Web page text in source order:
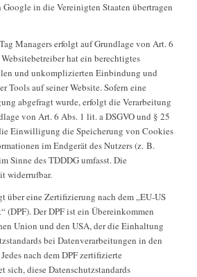
in die Vereinigten Staaten übertragen
Managers erfolgt auf Grundlage von Art. 6
hat ein berechtigtes
und unkomplizierten Einbindung und
Tools auf seiner Website. Sofern eine
abgefragt wurde, erfolgt die Verarbeitung
von Art. 6 Abs. 1 lit. a DSGVO und § 25
Einwilligung die Speicherung von Cookies
im Endgerät des Nutzers (z. B.
Sinne des TDDDG umfasst. Die
widerrufbar.
über eine Zertifizierung nach dem „EU-US
(DPF). Der DPF ist ein Übereinkommen
Union und den USA, der die Einhaltung
bei Datenverarbeitungen in den
nach dem DPF zertifizierte
sich, diese Datenschutzstandards